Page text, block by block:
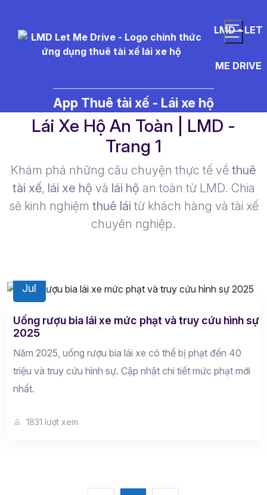
LMD - LET
ME DRIVE
App Thuê tài xế - Lái xe hộ
tài xế lái xe có cồn - Thuê Tài Xế
Lái Xe Hộ An Toàn | LMD -
Trang 1​
Khám phá những câu chuyện thực tế về thuê
tài xế, lái xe hộ và lái hộ an toàn từ LMD. Chia
sẻ kinh nghiệm thuê lái từ khách hàng và tài xế
chuyên nghiệp.
Jul
Uống rượu bia lái xe mức phạt và truy cứu hình sự
2025
Năm 2025, uống rượu bia lái xe có thể bị phạt đến 40
triệu và truy cứu hình sự. Cập nhật chi tiết mức phạt mới
nhất.
1831 lượt xem